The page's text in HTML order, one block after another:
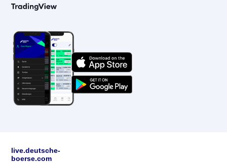
live.deutsche-
boerse.com